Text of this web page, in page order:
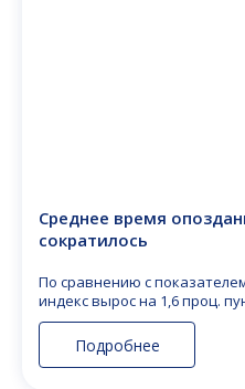
Среднее время
сократилось
По сравнению с
индекс вырос на 1,6 проц.
Подробнее